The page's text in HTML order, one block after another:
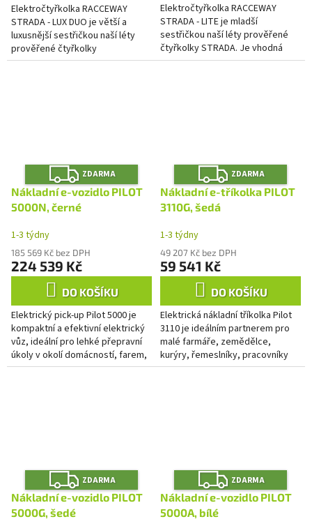
Elektročtyřkolka RACCEWAY
STRADA - LUX DUO je větší a
luxusnější sestřičkou naší léty
prověřené čtyřkolky
STRADA vybavena druhou
Elektročtyřkolka RACCEWAY
STRADA - LITE je mladší
sestřičkou naší léty prověřené
čtyřkolky STRADA. Je vhodná
nejen pro ty, kdo mají problémy s
Z
D
A
R
M
A
ZDARMA
Nákladní e-vozidlo PILOT
5000N, černé
1-3 týdny
185 569 Kč bez DPH
224 539 Kč
DO KOŠÍKU
Elektrický pick-up Pilot 5000 je
kompaktní a efektivní elektrický
vůz, ideální pro lehké přepravní
úkoly v okolí domácností, farem,
průmyslových areálů nebo v
Z
D
A
R
ZDARMA
Nákladní e-tříkolka PILOT
3110G, šedá
1-3 týdny
49 207 Kč bez DPH
59 541 Kč
DO KOŠÍKU
Elektrická nákladní tříkolka Pilot
3110 je ideálním partnerem pro
malé farmáře, zemědělce,
kurýry, řemeslníky, pracovníky
různých institucí a všechny, kteří
Z
D
A
R
ZDARMA
Nákladní e-vozidlo PILOT
5000G, šedé
Z
D
A
R
ZDARMA
Nákladní e-vozidlo PILOT
5000A, bílé